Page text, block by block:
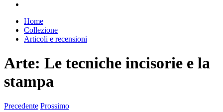
Home
Collezione
Articoli e recensioni
Arte: Le tecniche incisorie e la
stampa
Precedente Prossimo